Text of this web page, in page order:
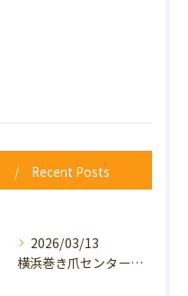
Recent Posts
2026/03/13
横浜巻き爪センター：専門家が答える「巻き爪・陥入爪」Q&A